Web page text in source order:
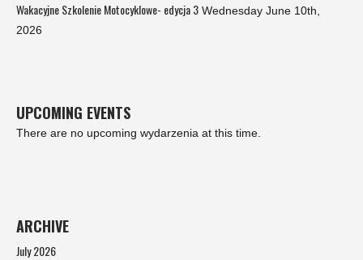
Wakacyjne Szkolenie Motocyklowe- edycja 3 Wednesday June 10th,
2026
UPCOMING EVENTS
There are no upcoming wydarzenia at this time.
ARCHIVE
July 2026